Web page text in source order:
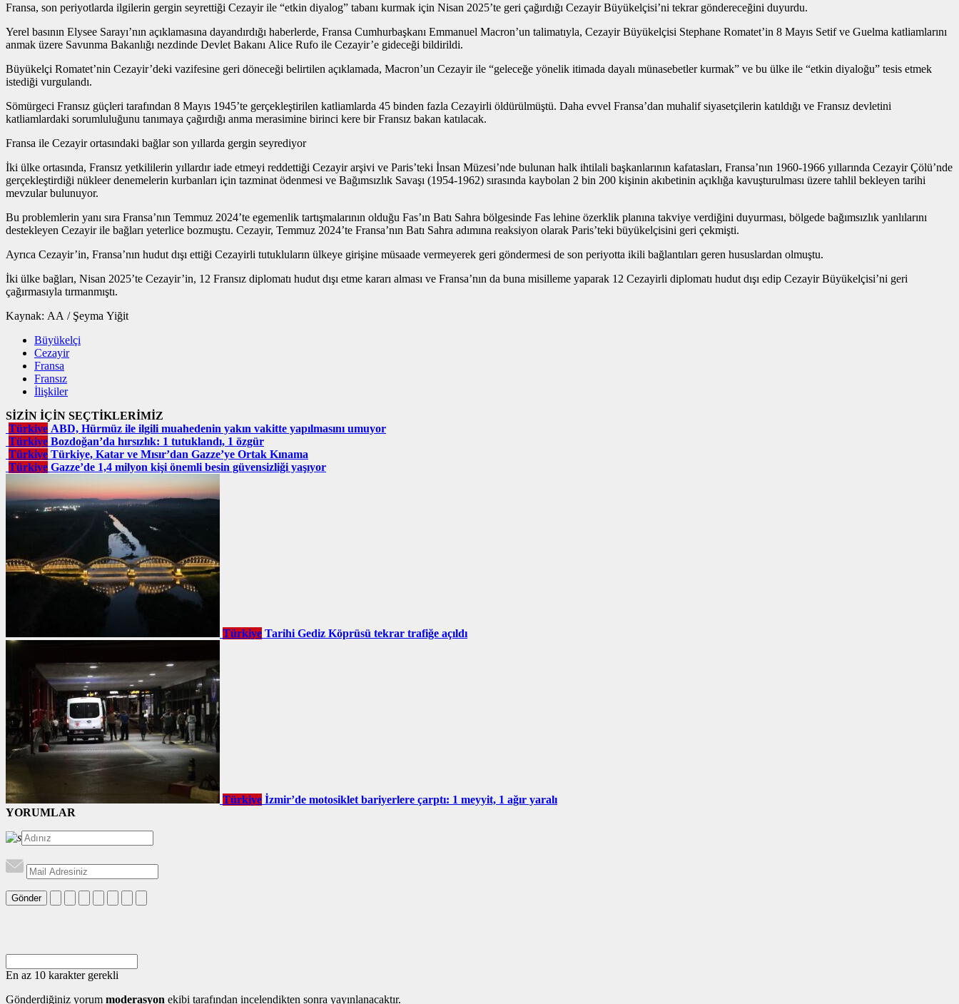
Fransa, son periyotlarda ilgilerin gergin seyrettiği Cezayir ile “etkin diyalog” tabanı kurmak için Nisan 2025’te geri çağırdığı Cezayir Büyükelçisi’ni tekrar göndereceğini duyurdu.
Yerel basının Elysee Sarayı’nın açıklamasına dayandırdığı haberlerde, Fransa Cumhurbaşkanı Emmanuel Macron’un talimatıyla, Cezayir Büyükelçisi Stephane Romatet’in 8 Mayıs Setif ve Guelma katliamlarını
anmak üzere Savunma Bakanlığı nezdinde Devlet Bakanı Alice Rufo ile Cezayir’e gideceği bildirildi.
Büyükelçi Romatet’nin Cezayir’deki vazifesine geri döneceği belirtilen açıklamada, Macron’un Cezayir ile “geleceğe yönelik itimada dayalı münasebetler kurmak” ve bu ülke ile “etkin diyaloğu” tesis etmek
istediği vurgulandı.
Sömürgeci Fransız güçleri tarafından 8 Mayıs 1945’te gerçekleştirilen katliamlarda 45 binden fazla Cezayirli öldürülmüştü. Daha evvel Fransa’dan muhalif siyasetçilerin katıldığı ve Fransız devletini
katliamlardaki sorumluluğunu tanımaya çağırdığı anma merasimine birinci kere bir Fransız bakan katılacak.
Fransa ile Cezayir ortasındaki bağlar son yıllarda gergin seyrediyor
İki ülke ortasında, Fransız yetkililerin yıllardır iade etmeyi reddettiği Cezayir arşivi ve Paris’teki İnsan Müzesi’nde bulunan halk ihtilali başkanlarının kafatasları, Fransa’nın 1960-1966 yıllarında Cezayir Çölü’nde
gerçekleştirdiği nükleer denemelerin kurbanları için tazminat ödenmesi ve Bağımsızlık Savaşı (1954-1962) sırasında kaybolan 2 bin 200 kişinin akıbetinin açıklığa kavuşturulması üzere tahlil bekleyen tarihi
mevzular bulunuyor.
Bu problemlerin yanı sıra Fransa’nın Temmuz 2024’te egemenlik tartışmalarının olduğu Fas’ın Batı Sahra bölgesinde Fas lehine özerklik planına takviye verdiğini duyurması, bölgede bağımsızlık yanlılarını
destekleyen Cezayir ile bağları yeterlice bozmuştu. Cezayir, Temmuz 2024’te Fransa’nın Batı Sahra adımına reaksiyon olarak Paris’teki büyükelçisini geri çekmişti.
Ayrıca Cezayir’in, Fransa’nın hudut dışı ettiği Cezayirli tutukluların ülkeye girişine müsaade vermeyerek geri göndermesi de son periyotta ikili bağlantıları geren hususlardan olmuştu.
İki ülke bağları, Nisan 2025’te Cezayir’in, 12 Fransız diplomatı hudut dışı etme kararı alması ve Fransa’nın da buna misilleme yaparak 12 Cezayirli diplomatı hudut dışı edip Cezayir Büyükelçisi’ni geri
çağırmasıyla tırmanmıştı.
Kaynak: AA / Şeyma Yiğit
Büyükelçi
Cezayir
Fransa
Fransız
İlişkiler
SİZİN İÇİN SEÇTİKLERİMİZ
Türkiye ABD, Hürmüz ile ilgili muahedenin yakın vakitte yapılmasını umuyor
Türkiye Bozdoğan’da hırsızlık: 1 tutuklandı, 1 özgür
Türkiye Türkiye, Katar ve Mısır’dan Gazze’ye Ortak Kınama
Türkiye Gazze’de 1,4 milyon kişi önemli besin güvensizliği yaşıyor
Türkiye Tarihi Gediz Köprüsü tekrar trafiğe açıldı
Türkiye İzmir’de motosiklet bariyerlere çarptı: 1 meyyit, 1 ağır yaralı
YORUMLAR
Gönder
En az 10 karakter gerekli
Gönderdiğiniz yorum moderasyon ekibi tarafından incelendikten sonra yayınlanacaktır.